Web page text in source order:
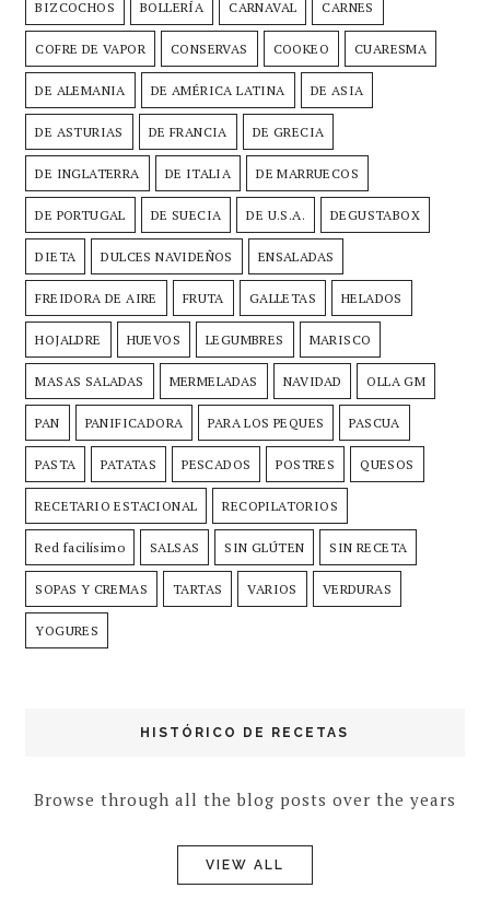
BIZCOCHOS BOLLERÍA CARNAVAL CARNES
COFRE DE VAPOR CONSERVAS COOKEO CUARESMA
DE ALEMANIA DE AMÉRICA LATINA DE ASIA
DE ASTURIAS DE FRANCIA DE GRECIA
DE INGLATERRA DE ITALIA DE MARRUECOS
DE PORTUGAL DE SUECIA DE U.S.A. DEGUSTABOX
DIETA DULCES NAVIDEÑOS ENSALADAS
FREIDORA DE AIRE FRUTA GALLETAS HELADOS
HOJALDRE HUEVOS LEGUMBRES MARISCO
MASAS SALADAS MERMELADAS NAVIDAD OLLA GM
PAN PANIFICADORA PARA LOS PEQUES PASCUA
PASTA PATATAS PESCADOS POSTRES QUESOS
RECETARIO ESTACIONAL RECOPILATORIOS
Red facilísimo SALSAS SIN GLÚTEN SIN RECETA
SOPAS Y CREMAS TARTAS VARIOS VERDURAS
YOGURES
HISTÓRICO DE RECETAS
Browse through all the blog posts over the years
VIEW ALL